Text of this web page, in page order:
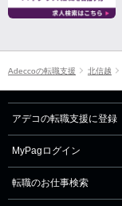
Adeccoの転職支援 北信越
アデコの転職支援に登録
MyPagログイン
転職のお仕事検索